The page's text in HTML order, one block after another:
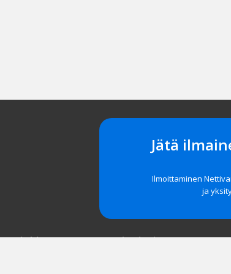
Jätä
Ilmoittaminen
ja
asiakkaat Navigointi